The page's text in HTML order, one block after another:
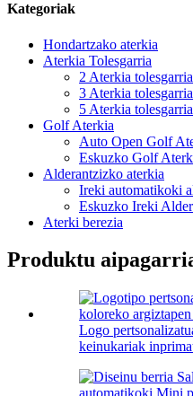
Kategoriak
Hondartzako aterkia
Aterkia Tolesgarria
2 Aterkia tolesgarria
3 Aterkia tolesgarria
5 Aterkia tolesgarria
Golf Aterkia
Auto Open Golf
Eskuzko Golf
Alderantzizko aterkia
Ireki automatikoki
Eskuzko Ireki
Aterki berezia
Produktu
Logo
keinukariak